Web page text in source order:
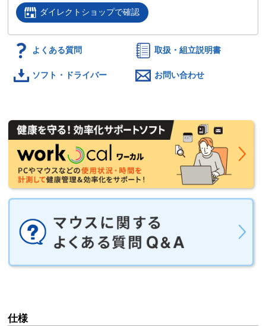
ダイレクトショップで確認
よくある質問 取扱・組立説明書
ソフト・ドライバー お問い合わせ
仕様